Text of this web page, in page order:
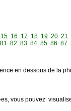
15 16 17 18 19 20 21
81 82 83 84 85 86 87
en dessous de la
vous pouvez